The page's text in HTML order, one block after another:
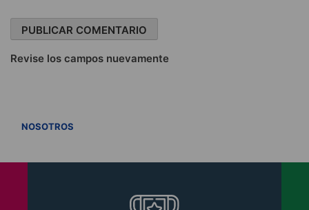
Revise los campos nuevamente
NOSOTROS